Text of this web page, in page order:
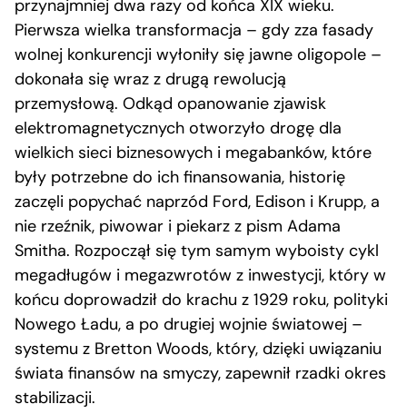
przynajmniej dwa razy od końca XIX wieku.
Pierwsza wielka transformacja – gdy zza fasady
wolnej konkurencji wyłoniły się jawne oligopole –
dokonała się wraz z drugą rewolucją
przemysłową. Odkąd opanowanie zjawisk
elektromagnetycznych otworzyło drogę dla
wielkich sieci biznesowych i megabanków, które
były potrzebne do ich finansowania, historię
zaczęli popychać naprzód Ford, Edison i Krupp, a
nie rzeźnik, piwowar i piekarz z pism Adama
Smitha. Rozpoczął się tym samym wyboisty cykl
megadługów i megazwrotów z inwestycji, który w
końcu doprowadził do krachu z 1929 roku, polityki
Nowego Ładu, a po drugiej wojnie światowej –
systemu z Bretton Woods, który, dzięki uwiązaniu
świata finansów na smyczy, zapewnił rzadki okres
stabilizacji.